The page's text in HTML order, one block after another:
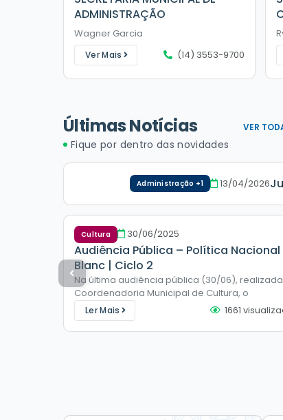
ADMINISTRAÇÃO
Wagner Garcia
(14) 3553-9700
Ver Mais
Últimas Notícias
Fique por dentro das novidades
VER
13/04/2026
Administração +1
Audiência Pública – Política Nacional
Blanc | Ciclo 2
30/06/2025
Cultura
1661
Na última audiência pública (30/06),
Coordenadoria Municipal de Cultura, o
Coordenador de Cultura Ryan conduziu a
apresentando aos presentes todos os
sobre o novo ciclo de repasses da Política
Ler Mais